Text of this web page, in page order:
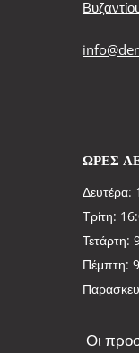
ΩΡΕΣ
Δευτέρα:
Τρίτη:
Τετάρτη:
Πέμπτη:
Οι